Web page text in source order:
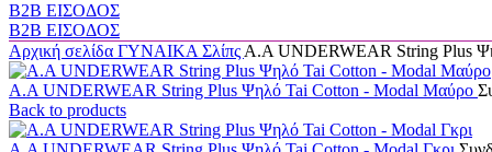
B2B ΕΙΣΟΔΟΣ
B2B ΕΙΣΟΔΟΣ
Αρχική σελίδα ΓΥΝΑΙΚΑ Σλίπς Α.A UNDERWEAR String Plus
Α.A UNDERWEAR String Plus Ψηλό Tai Cotton - Modal Μαύρο
Back to products